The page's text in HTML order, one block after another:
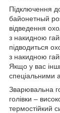
Підключення
байонетный
відведення
з накидною
підводиться
з накидною
Якщо у вас
спеціальними
Зварювальна
голівки –
термостійкий